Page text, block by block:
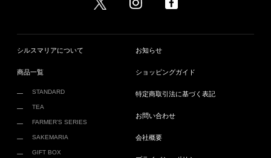
シルスマリアについて
商品一覧
STANDARD
TEA
FARMER’S SERIES
SAKEMARIA
GIFT BOX
お知らせ
ショッピングガイド
特定商取引法に基づく表記
お問い合わせ
会社概要